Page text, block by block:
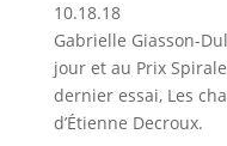
10.18.18
Gabrielle Giasson-
jour et au Prix
dernier essai, Les
d’Étienne Decroux.